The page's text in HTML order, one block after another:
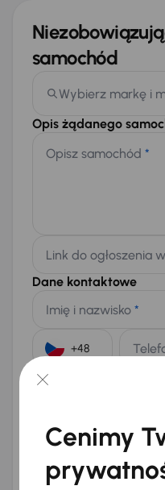
samochód
Wybierz markę i
Opis żądanego
Opisz samochód *
Link do ogłoszenia
Dane kontaktowe
Imię i nazwisko *
E-mail
Na e-mail
Na numer telefonu
Cenimy